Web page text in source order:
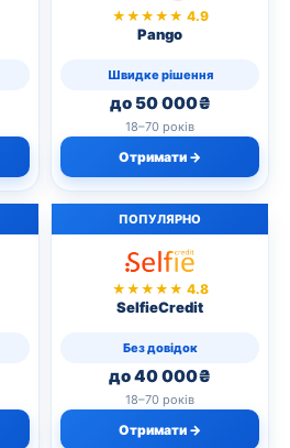
★★★★★ 4.9
Pango
Швидке рішення
до 50 000₴
18–70 років
Отримати →
ПОПУЛЯРНО
★★★★★ 4.8
SelfieCredit
Без довідок
до 40 000₴
18–70 років
Отримати →